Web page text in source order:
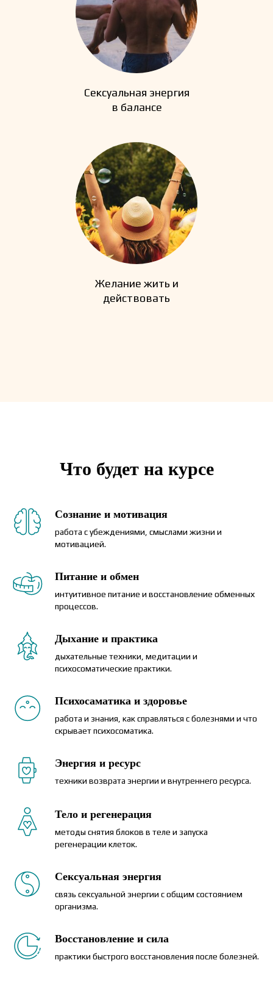
Сексуальная энергия
в балансе
Желание жить и
действовать
Что будет на курсе
Сознание и мотивация
работа с убеждениями, смыслами жизни и
мотивацией.
Питание и обмен
интуитивное питание и восстановление обменных
процессов.
Дыхание и практика
дыхательные техники, медитации и
психосоматические практики.
Психосаматика и здоровье
работа и знания, как справляться с болезнями и что
скрывает психосоматика.
Энергия и ресурс
техники возврата энергии и внутреннего ресурса.
Тело и регенерация
методы снятия блоков в теле и запуска
регенерации клеток.
Сексуальная энергия
связь сексуальной энергии с общим состоянием
организма.
Восстановление и сила
практики быстрого восстановления после болезней.